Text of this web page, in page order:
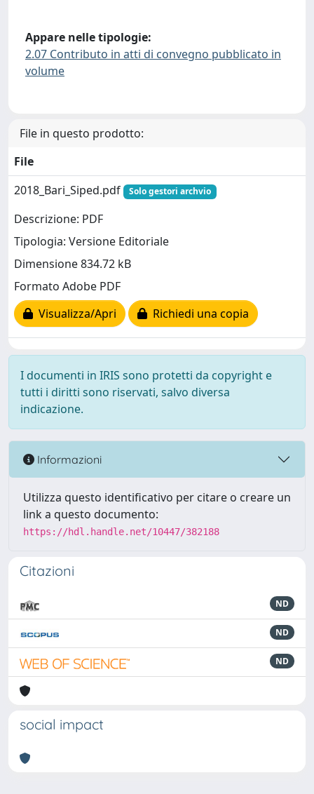
Appare nelle tipologie:
2.07 Contributo in atti di convegno pubblicato in
volume
File in questo prodotto:
File
2018_Bari_Siped.pdf
Solo gestori archvio
Descrizione: PDF
Tipologia: Versione Editoriale
Dimensione 834.72 kB
Formato Adobe PDF
Visualizza/Apri
Richiedi una copia
I documenti in IRIS sono protetti da copyright e
tutti i diritti sono riservati, salvo diversa
indicazione.
Informazioni
Utilizza questo identificativo per citare o creare un
link a questo documento:
https://hdl.handle.net/10447/382188
Citazioni
ND
ND
ND
social impact